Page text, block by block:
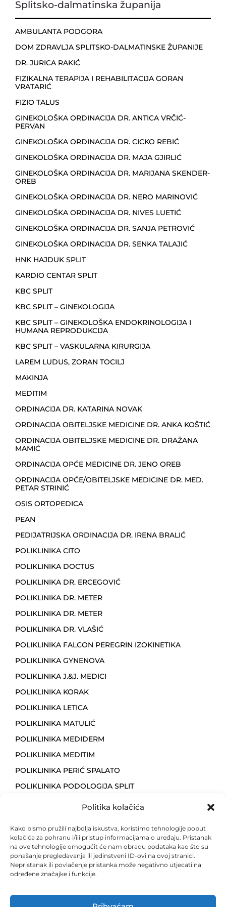
Politika kolačića
Kako bismo pružili najbolja iskustva, koristimo tehnologije poput
kolačića za pohranu i/ili pristup informacijama o uređaju. Pristanak
na ove tehnologije omogućit će nam obradu podataka kao što su
ponašanje pregledavanja ili jedinstveni ID-ovi na ovoj stranici.
Nepristanak ili povlačenje pristanka može negativno utjecati na
određene značajke i funkcije.
Splitsko-dalmatinska županija
AMBULANTA PODGORA
DOM ZDRAVLJA SPLITSKO-DALMATINSKE ŽUPANIJE
DR. JURICA RAKIĆ
FIZIKALNA TERAPIJA I REHABILITACIJA GORAN
VRATARIĆ
FIZIO TALUS
GINEKOLOŠKA ORDINACIJA DR. ANTICA VRČIĆ-
PERVAN
GINEKOLOŠKA ORDINACIJA DR. CICKO REBIĆ
GINEKOLOŠKA ORDINACIJA DR. MAJA GJIRLIĆ
GINEKOLOŠKA ORDINACIJA DR. MARIJANA SKENDER-
OREB
GINEKOLOŠKA ORDINACIJA DR. NERO MARINOVIĆ
GINEKOLOŠKA ORDINACIJA DR. NIVES LUETIĆ
GINEKOLOŠKA ORDINACIJA DR. SANJA PETROVIĆ
GINEKOLOŠKA ORDINACIJA DR. SENKA TALAJIĆ
HNK HAJDUK SPLIT
KARDIO CENTAR SPLIT
KBC SPLIT
KBC SPLIT – GINEKOLOGIJA
KBC SPLIT – GINEKOLOŠKA ENDOKRINOLOGIJA I
HUMANA REPRODUKCIJA
KBC SPLIT – VASKULARNA KIRURGIJA
LAREM LUDUS, ZORAN TOCILJ
MAKINJA
MEDITIM
ORDINACIJA DR. KATARINA NOVAK
ORDINACIJA OBITELJSKE MEDICINE DR. ANKA KOŠTIĆ
ORDINACIJA OBITELJSKE MEDICINE DR. DRAŽANA
MAMIĆ
ORDINACIJA OPĆE MEDICINE DR. JENO OREB
ORDINACIJA OPĆE/OBITELJSKE MEDICINE DR. MED.
PETAR STRINIĆ
OSIS ORTOPEDICA
PEAN
PEDIJATRIJSKA ORDINACIJA DR. IRENA BRALIĆ
POLIKLINIKA CITO
POLIKLINIKA DOCTUS
POLIKLINIKA DR. ERCEGOVIĆ
POLIKLINIKA DR. METER
POLIKLINIKA DR. METER
POLIKLINIKA DR. VLAŠIĆ
POLIKLINIKA FALCON PEREGRIN IZOKINETIKA
POLIKLINIKA GYNENOVA
POLIKLINIKA J.&J. MEDICI
POLIKLINIKA KORAK
POLIKLINIKA LETICA
POLIKLINIKA MATULIĆ
POLIKLINIKA MEDIDERM
POLIKLINIKA MEDITIM
POLIKLINIKA PERIĆ SPALATO
POLIKLINIKA PODOLOGIJA SPLIT
POLIKLINIKA VITAL CORE SUPETAR
POLIKLINIKA ZA GINEKOLOGIJU I OPSTETRICIJU DR.
VLADIMIR ŠPARAC
PRISKA MED
PRIVATNA LIJEČNIČKA ORDINACIJA DR. DIANA
PRIVATNA SPECIJALISTIČKA GINEKOLOŠKA
ORDINACIJA DR. LIDIJA PEJKOVIĆ